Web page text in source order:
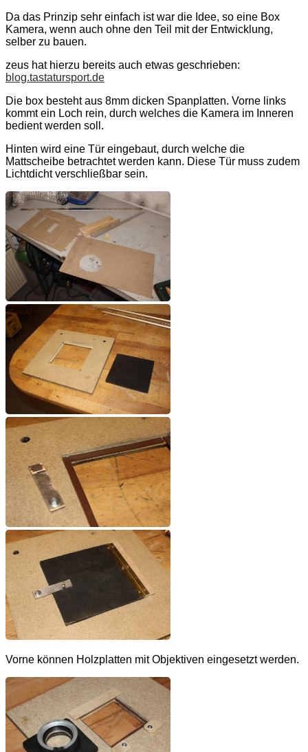
Da das Prinzip sehr einfach ist war die Idee, so eine Box
Kamera, wenn auch ohne den Teil mit der Entwicklung,
selber zu bauen.
zeus hat hierzu bereits auch etwas geschrieben:
blog.tastatursport.de
Die box besteht aus 8mm dicken Spanplatten. Vorne links
kommt ein Loch rein, durch welches die Kamera im Inneren
bedient werden soll.
Hinten wird eine Tür eingebaut, durch welche die
Mattscheibe betrachtet werden kann. Diese Tür muss zudem
Lichtdicht verschließbar sein.
Vorne können Holzplatten mit Objektiven eingesetzt werden.